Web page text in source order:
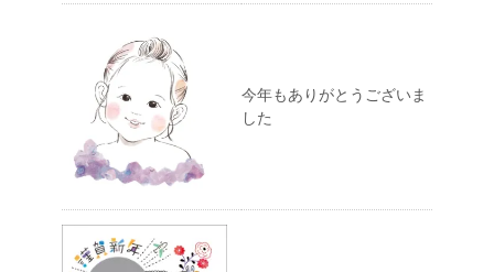
今年もありがとうございま
した